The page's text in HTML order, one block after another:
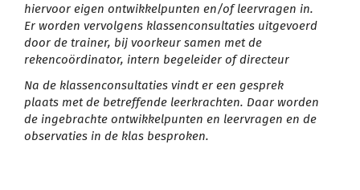
hiervoor eigen ontwikkelpunten en/of leervragen in.
Er worden vervolgens klassenconsultaties uitgevoerd
door de trainer, bij voorkeur samen met de
rekencoördinator, intern begeleider of directeur
Na de klassenconsultaties vindt er een gesprek
plaats met de betreffende leerkrachten. Daar worden
de ingebrachte ontwikkelpunten en leervragen en de
observaties in de klas besproken.